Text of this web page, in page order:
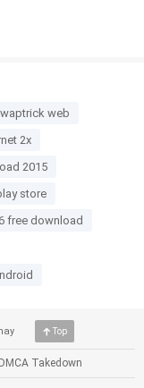
waptrick web
2x
2015
store
free download
Top
DMCA Takedown